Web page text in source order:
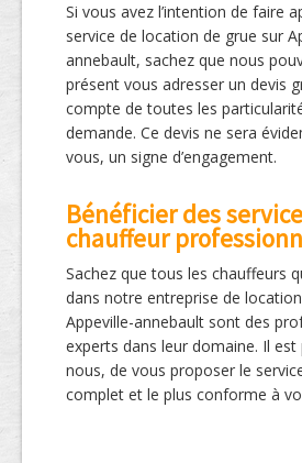
Si vous avez l’intention de faire
service de location de grue sur
annebault, sachez que nous
présent vous adresser un devis
compte de toutes les
demande. Ce devis ne sera
vous, un signe d’engagement.
Bénéficier des
chauffeur
Sachez que tous les chauffeurs
dans notre entreprise de
Appeville-annebault sont des
experts dans leur domaine. Il
nous, de vous proposer le
complet et le plus conforme à